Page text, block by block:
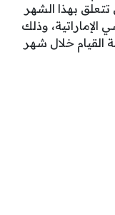
تتعلق بهذا الشهر
الإماراتية، وذلك
القيام خلال شهر